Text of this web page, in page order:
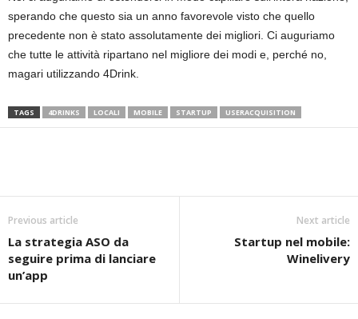
sperando che questo sia un anno favorevole visto che quello
precedente non è stato assolutamente dei migliori. Ci auguriamo
che tutte le attività ripartano nel migliore dei modi e, perché no,
magari utilizzando 4Drink.
TAGS 4DRINKS LOCALI MOBILE STARTUP USERACQUISITION
Previous article
La strategia ASO da
seguire prima di lanciare
un’app
Next article
Startup nel mobile:
Winelivery